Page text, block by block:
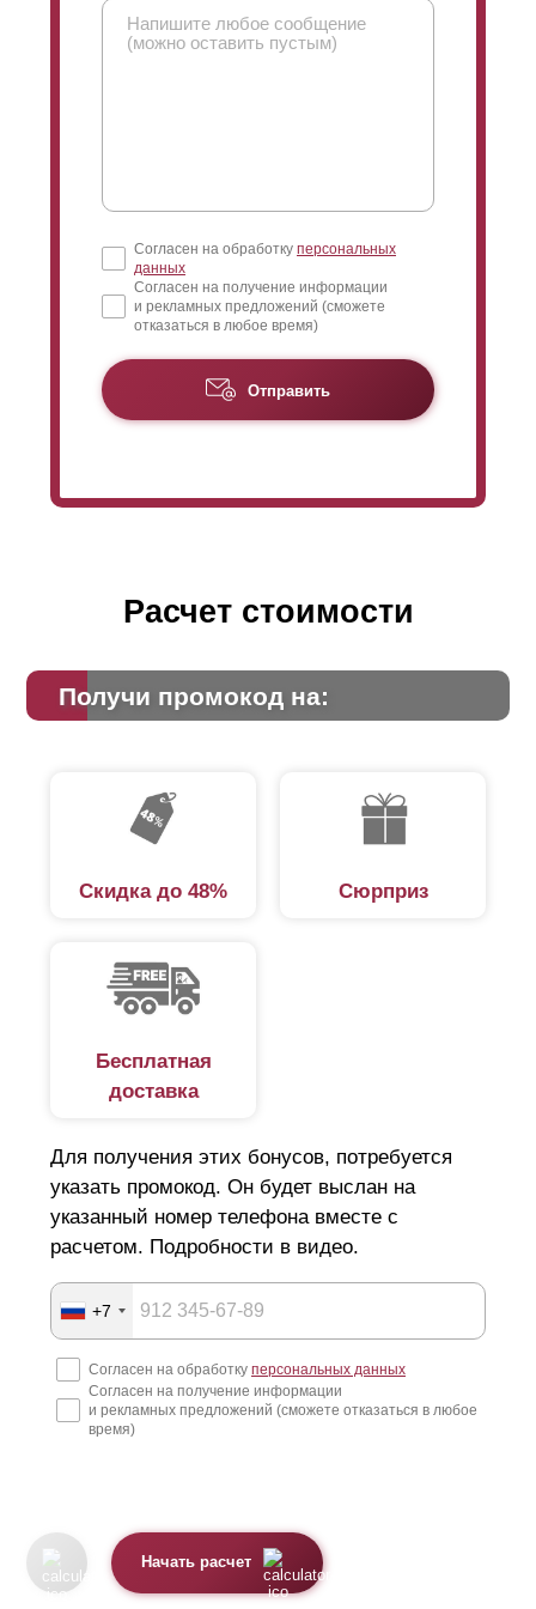
Согласен на обработку персональных
данных
Согласен на получение информации
и рекламных предложений (сможете
отказаться в любое время)
Отправить
Расчет стоимости
Получи промокод на:
Скидка до 48% Сюрприз
Бесплатная
доставка
Для получения этих бонусов, потребуется
указать промокод. Он будет выслан на
указанный номер телефона вместе с
расчетом. Подробности в видео.
+7
Согласен на обработку персональных данных
Согласен на получение информации
и рекламных предложений (сможете отказаться в любое
время)
Начать расчет